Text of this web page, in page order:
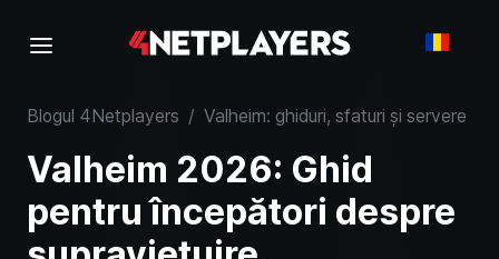
Blogul 4Netplayers / Valheim: ghiduri, sfaturi și servere
Valheim 2026: Ghid
pentru începători despre